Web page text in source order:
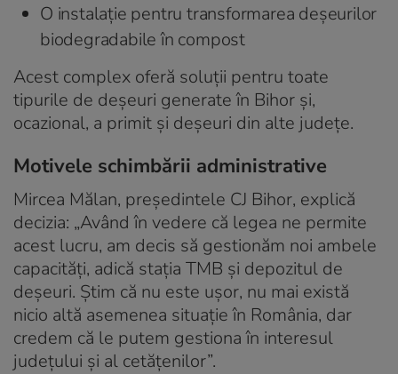
O instalație pentru transformarea deșeurilor
biodegradabile în compost
Acest complex oferă soluții pentru toate
tipurile de deșeuri generate în Bihor și,
ocazional, a primit și deșeuri din alte județe.
Motivele schimbării administrative
Mircea Mălan, președintele CJ Bihor, explică
decizia: „Având în vedere că legea ne permite
acest lucru, am decis să gestionăm noi ambele
capacități, adică stația TMB și depozitul de
deșeuri. Știm că nu este ușor, nu mai există
nicio altă asemenea situație în România, dar
credem că le putem gestiona în interesul
județului și al cetățenilor”.